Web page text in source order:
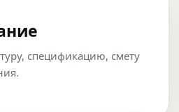
спецификацию, смету